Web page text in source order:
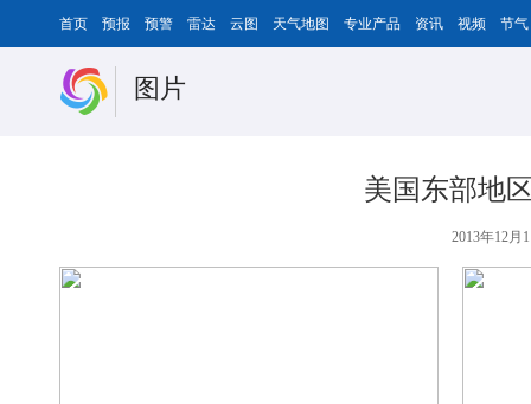
首页 预报 预警 雷达 云图 天气地图 专业产品 资讯 视频 节气
图片
美国东部地
2013年12月